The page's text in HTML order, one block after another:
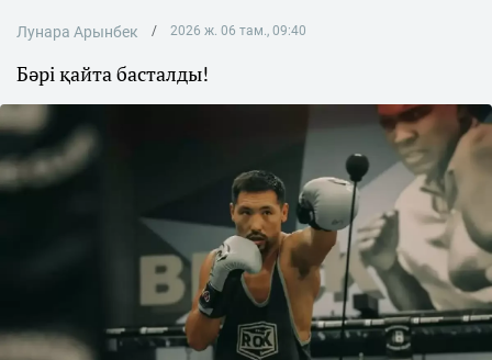
Лунара Арынбек 2026 ж. 06 там., 09:40
Бәрі қайта басталды!